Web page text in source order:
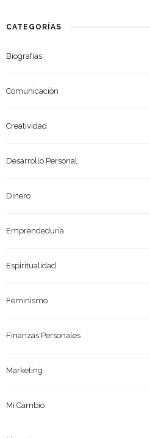
CATEGORÍAS
Biografías
Comunicación
Creatividad
Desarrollo Personal
Dinero
Emprendeduría
Espiritualidad
Feminismo
Finanzas Personales
Marketing
Mi Cambio